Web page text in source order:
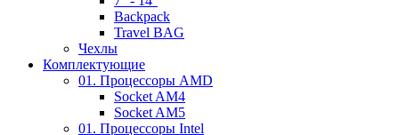
Backpack
Travel BAG
Чехлы
Комплектующие
01. Процессоры AMD
Socket AM4
Socket AM5
01. Процессоры Intel